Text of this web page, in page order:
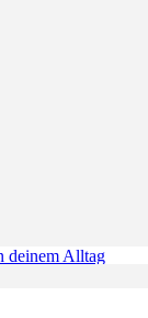
Home
deinem Alltag